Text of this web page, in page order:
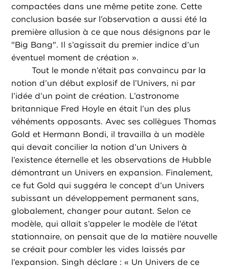
compactées dans une même petite zone. Cette
conclusion basée sur l’observation a aussi été la
première allusion à ce que nous désignons par le
"Big Bang". Il s’agissait du premier indice d’un
éventuel moment de création ».
Tout le monde n’était pas convaincu par la
notion d’un début explosif de l’Univers, ni par
l’idée d’un point de création. L’astronome
britannique Fred Hoyle en était l’un des plus
véhéments opposants. Avec ses collègues Thomas
Gold et Hermann Bondi, il travailla à un modèle
qui devait concilier la notion d’un Univers à
l’existence éternelle et les observations de Hubble
démontrant un Univers en expansion. Finalement,
ce fut Gold qui suggéra le concept d’un Univers
subissant un développement permanent sans,
globalement, changer pour autant. Selon ce
modèle, qui allait s’appeler le modèle de l’état
stationnaire, on pensait que de la matière nouvelle
se créait pour combler les vides laissés par
l’expansion. Singh déclare : « Un Univers de ce